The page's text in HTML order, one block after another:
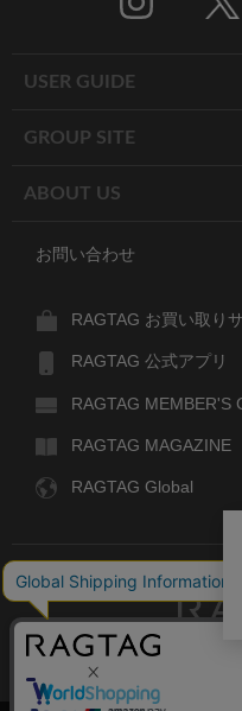
USER GUIDE
GROUP SITE
ABOUT US
お問い合わせ
RAGTAG お買い取り
RAGTAG 公式アプリ
RAGTAG MEMBER'S
RAGTAG MAGAZINE
RAGTAG Global
デザイナーズブランド